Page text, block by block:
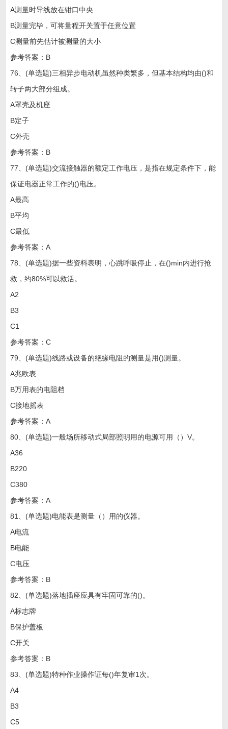
A测量时导线放在钳口中央
B测量完毕，可将量程开关置于任意位置
C测量前先估计被测量的大小
参考答案：B
76、(单选题)三相异步电动机虽然种类繁多，但基本结构均由()和
转子两大部分组成。
A罩壳及机座
B定子
C外壳
参考答案：B
77、(单选题)交流接触器的额定工作电压，是指在规定条件下，能
保证电器正常工作的()电压。
A最高
B平均
C最低
参考答案：A
78、(单选题)据一些资料表明，心跳呼吸停止，在()min内进行抢
救，约80%可以救活。
A2
B3
C1
参考答案：C
79、(单选题)线路或设备的绝缘电阻的测量是用()测量。
A兆欧表
B万用表的电阻档
C接地摇表
参考答案：A
80、(单选题)一般场所移动式局部照明用的电源可用（）V。
A36
B220
C380
参考答案：A
81、(单选题)电能表是测量（）用的仪器。
A电流
B电能
C电压
参考答案：B
82、(单选题)落地插座应具有牢固可靠的()。
A标志牌
B保护盖板
C开关
参考答案：B
83、(单选题)特种作业操作证每()年复审1次。
A4
B3
C5